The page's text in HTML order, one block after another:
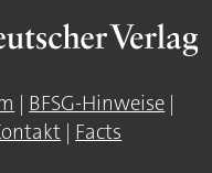
BFSG-Hinweise
Facts